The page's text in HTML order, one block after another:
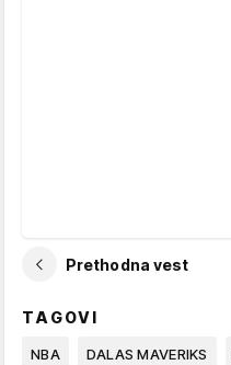
Prethodna vest
TAGOVI
NBA DALAS MAVERIKS